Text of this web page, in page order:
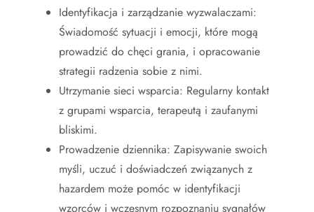
Identyfikacja i zarządzanie wyzwalaczami:
Świadomość sytuacji i emocji, które mogą
prowadzić do chęci grania, i opracowanie
strategii radzenia sobie z nimi.
Utrzymanie sieci wsparcia: Regularny kontakt
z grupami wsparcia, terapeutą i zaufanymi
bliskimi.
Prowadzenie dziennika: Zapisywanie swoich
myśli, uczuć i doświadczeń związanych z
hazardem może pomóc w identyfikacji
wzorców i wczesnym rozpoznaniu sygnałów